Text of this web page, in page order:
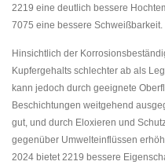
2219 eine deutlich bessere
7075 eine bessere Schweißbarkeit.
Hinsichtlich der
Kupfergehalts schlechter ab als
kann jedoch durch geeignete
Beschichtungen weitgehend
gut, und durch Eloxieren und
gegenüber Umwelteinflüssen
2024 bietet 2219 bessere